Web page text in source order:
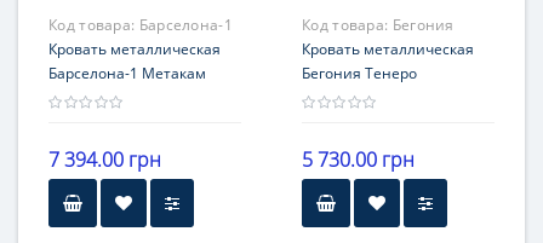
Код товара: Барселона-1
Кровать металлическая
Барселона-1 Метакам
7 394.00 грн
Код товара: Бегония
Кровать металлическая
Бегония Тенеро
5 730.00 грн